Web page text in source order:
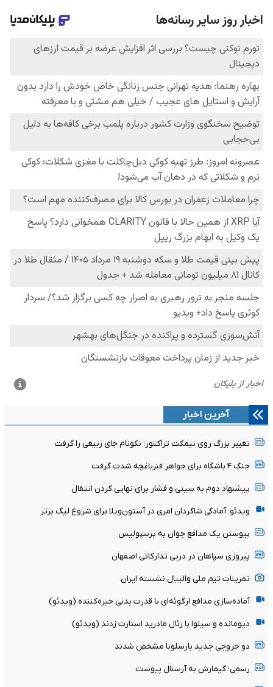
آخرین اخبار
تغییر بزرگ روی نیمکت تراکتور؛ نکونام جای ربیعی را گرفت
جنگ ۴ باشگاه برای جواهر فنرباغچه شدت گرفت
پیشنهاد دوم به سیتی و فشار برای نهایی کردن انتقال
ویدئو: آمادگی شاگردان امری در آستون‌ویلا برای شروع لیگ برتر
پیوستن یک مدافع جوان به پرسپولیس
پیروزی سپاهان در دربی تدارکاتی اصفهان
تمرینات تیم ملی والیبال نشسته ایران
آماده‌سازی مدافع ارگوئه‌ای با قدرت بدنی خیره‌کننده (ویدئو)
دیومانده و سیلوا با رئال مادرید استارت زدند (ویدئو)
دو خروجی جدید بارسلونا مشخص شدند
رسمی؛ گیمارش به آرسنال پیوست